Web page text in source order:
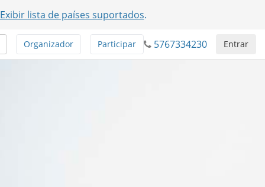
Exibir lista de países suportados.
Entrar
5767334230
Participar
Organizador